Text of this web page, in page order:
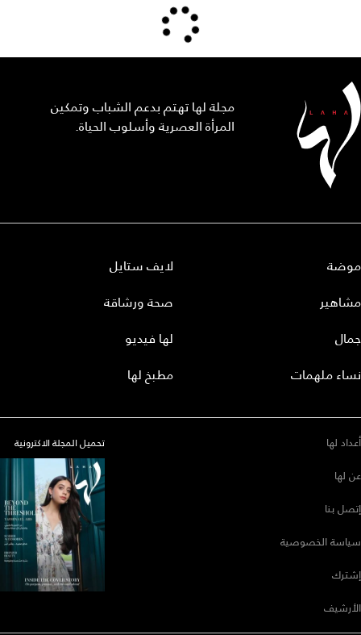
مجلة لها تهتم بدعم الشباب وتمكين
المرأة العصرية وأسلوب الحياة.
موضة
مشاهير
جمال
نساء ملهمات
لايف ستايل
صحة ورشاقة
لها فيديو
مطبخ لها
أعداد لها
عن لها
إتصل بنا
سياسة الخصوصية
إشترك
الأرشيف
تحميل المجلة الاكترونية